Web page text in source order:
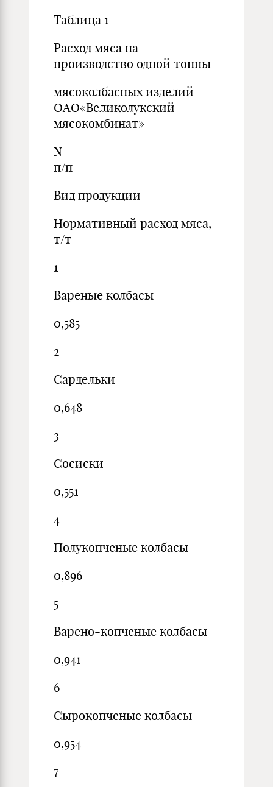
Таблица 1
Расход мяса на
производство одной тонны
мясоколбасных изделий
ОАО«Великолукский
мясокомбинат»
N
п/п
Вид продукции
Нормативный расход мяса,
т/т
1
Вареные колбасы
0,585
2
Сардельки
0,648
3
Сосиски
0,551
4
Полукопченые колбасы
0,896
5
Варено-копченые колбасы
0,941
6
Сырокопченые колбасы
0,954
7